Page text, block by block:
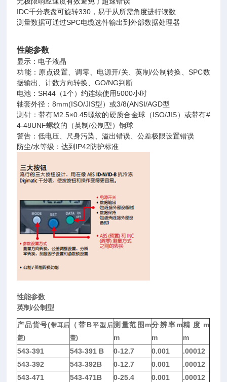
IDC千分表盘可旋转330，易于从所需角度进行读数
测量数据可通过SPC电缆选件输出到外部数据处理器
性能参数
显示：电子液晶
功能：原点设置、调零、电源开/关、英制/公制转换、SPC数
据输出、计数方向转换、GO/NG判断
电池：SR44（1个）约连续使用5000小时
轴套外径：8mm(ISO/JIS型）或3/8(ANSI/AGD型
测针：带有M2.5×0.45螺纹的硬质合金球（ISO/JIS）或带有#
4-48UNF螺纹的（英制/公制型）钢球
警告：低电压、尺身污染、溢出错误、公差极限设置错误
防尘/水等级：达到IP42防护标准
性能参数
英制/公制型
产品货号(带耳后
盖)
（带B平型后
盖)
测量范围m
m
分辨率m
m
精度m
m
543-391
543-391 B 0-12.7 0.001
.00012
543-392
543-392B 0-12.7 0.001
.00012
543-471
543-471B 0-25.4 0.001
.00012